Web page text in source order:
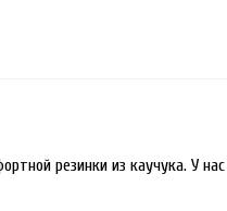
резинки из каучука. У